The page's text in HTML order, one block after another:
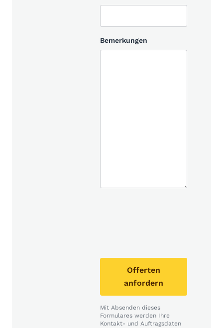
Bemerkungen
Offerten
anfordern
Mit Absenden dieses
Formulares werden Ihre
Kontakt- und Auftragsdaten